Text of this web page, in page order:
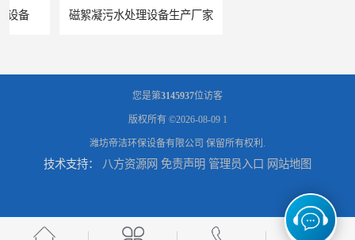
磁絮凝污水处理设备生产厂家
混凝土搅拌站絮凝沉淀污水处理设备 一体化碳钢絮凝沉淀设备去除悬浮球物
您是第3145937位访客
版权所有 ©2026-08-09 1
潍坊帝洁环保设备有限公司 保留所有权利.
技术支持： 八方资源网 免责声明 管理员入口 网站地图